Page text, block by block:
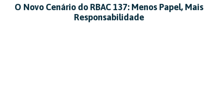
O Novo Cenário do RBAC 137: Menos Papel, Mais
Responsabilidade